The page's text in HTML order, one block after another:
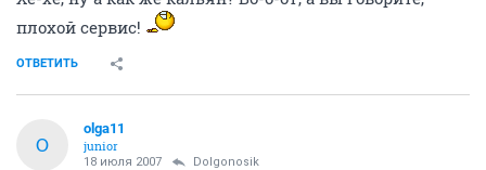
плохой сервис!
ОТВЕТИТЬ
O
olga11
junior
18 июля 2007 Dolgonosik